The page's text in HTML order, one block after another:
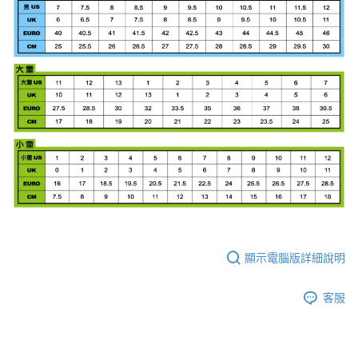
顯示電腦版詳細說明
客服